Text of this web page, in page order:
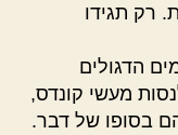
רק תגידו
הדגולים
מעשי קונדס,
בסופו של דבר.